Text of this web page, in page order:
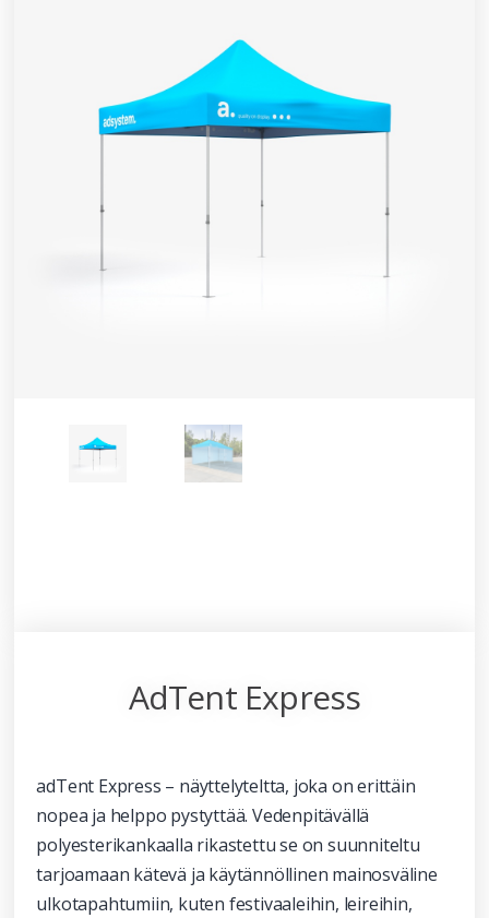
AdTent Express
adTent Express – näyttelyteltta, joka on erittäin
nopea ja helppo pystyttää. Vedenpitävällä
polyesterikankaalla rikastettu se on suunniteltu
tarjoamaan kätevä ja käytännöllinen mainosväline
ulkotapahtumiin, kuten festivaaleihin, leireihin,